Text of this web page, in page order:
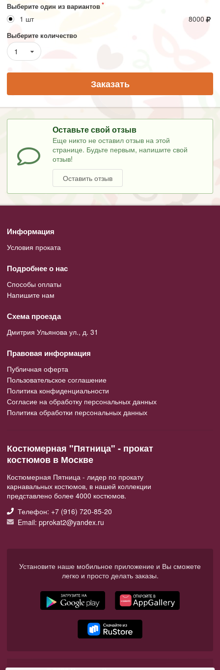
Выберите один из вариантов
1 шт 8000
Выберите количество
1
Заказать
Оставьте свой отзыв
Еще никто не оставил отзыв на этой
странице. Будьте первым, напишите свой
отзыв!
Оставить отзыв
Информация
Условия проката
Подробнее о нас
Способы оплаты
Напишите нам
Схема проезда
Дмитрия Ульянова ул., д. 31
Правовая информация
Публичная оферта
Пользовательское соглашение
Политика конфиденциальности
Согласие на обработку персональных данных
Политика обработки персональных данных
Костюмерная "Пятница" - прокат
костюмов в Москве
Костюмерная Пятница - лидер по прокату
карнавальных костюмов, в нашей коллекции
представлено более 4000 костюмов.
Телефон: +7 (916) 720-85-20
Email: pprokat2@yandex.ru
Установите наше мобильное приложение и Вы сможете
легко и просто делать заказы.